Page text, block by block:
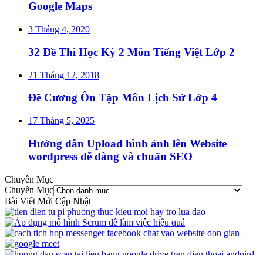
Google Maps
3 Tháng 4, 2020
32 Đề Thi Học Kỳ 2 Môn Tiếng Việt Lớp 2
21 Tháng 12, 2018
Đề Cương Ôn Tập Môn Lịch Sử Lớp 4
17 Tháng 5, 2025
Hướng dẫn Upload hình ảnh lên Website
wordpress dễ dàng và chuẩn SEO
Chuyên Mục
Chuyên Mục
Bài Viết Mới Cập Nhật